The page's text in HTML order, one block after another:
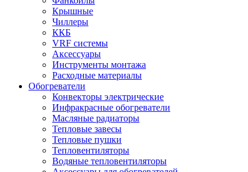
Крышные
Чиллеры
ККБ
VRF системы
Аксессуары
Инструменты монтажа
Расходные материалы
Обогреватели
Конвекторы электрические
Инфракрасные обогреватели
Масляные радиаторы
Тепловые завесы
Тепловые пушки
Тепловентиляторы
Водяные тепловентиляторы